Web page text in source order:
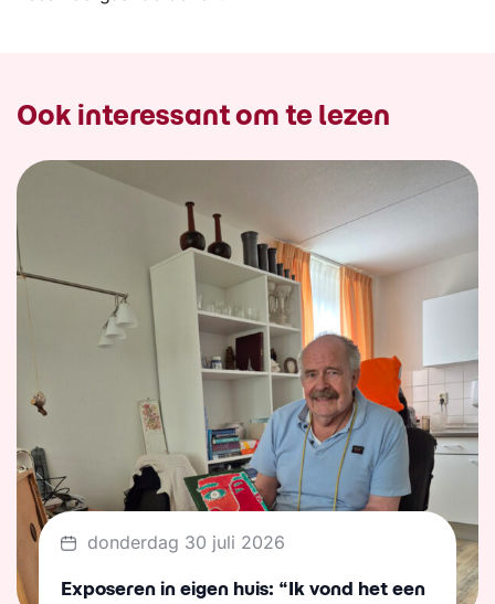
Ook interessant om te lezen
donderdag 30 juli 2026
Exposeren in eigen huis: “Ik vond het een